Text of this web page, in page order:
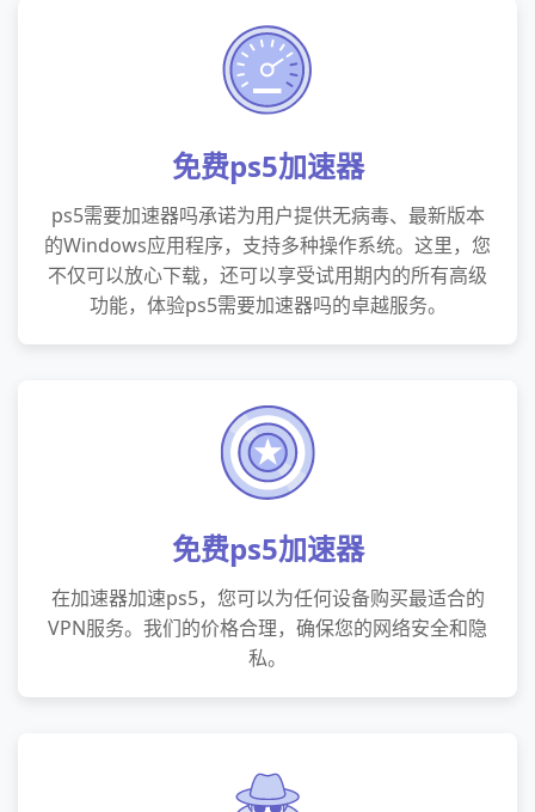
免费ps5加速器
ps5需要加速器吗承诺为用户提供无病毒、最新版本
的Windows应用程序，支持多种操作系统。这里，您
不仅可以放心下载，还可以享受试用期内的所有高级
功能，体验ps5需要加速器吗的卓越服务。
免费ps5加速器
在加速器加速ps5，您可以为任何设备购买最适合的
VPN服务。我们的价格合理，确保您的网络安全和隐
私。